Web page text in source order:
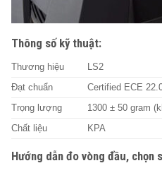
Thông số kỹ thuật:
Thương hiệu LS2
Đạt chuẩn Certified ECE
Trọng lượng 1300 ± 50 gram
Chất liệu KPA
Hướng dẫn đo vòng đầu, chọn